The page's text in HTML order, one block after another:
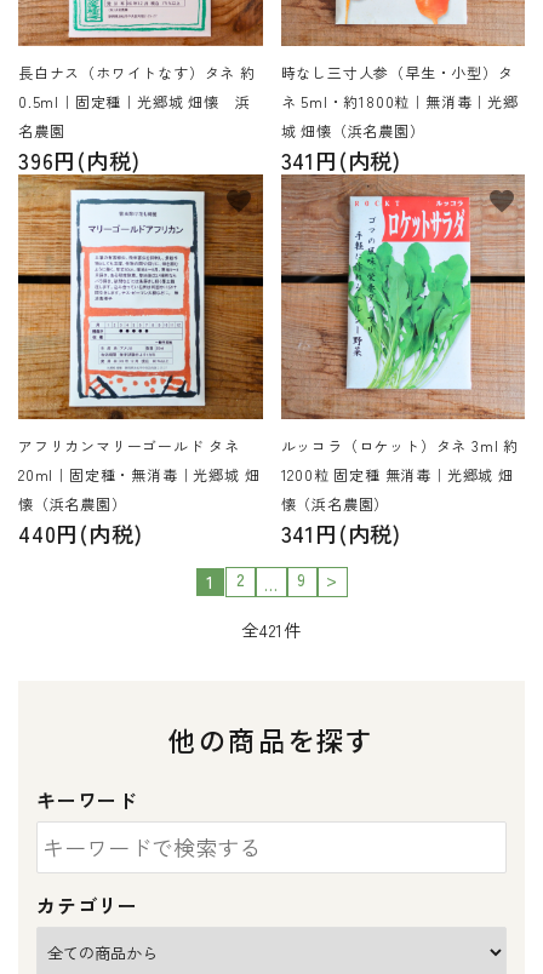
長白ナス（ホワイトなす）タネ 約
0.5ml｜固定種｜光郷城 畑懐 浜
名農園
396円(内税)
時なし三寸人参（早生・小型）タ
ネ 5ml・約1800粒｜無消毒｜光郷
城 畑懐（浜名農園）
341円(内税)
アフリカンマリーゴールド タネ
20ml｜固定種・無消毒｜光郷城 畑
懐（浜名農園）
440円(内税)
favorite
ルッコラ（ロケット）タネ 3ml 約
1200粒 固定種 無消毒｜光郷城 畑
懐（浜名農園）
341円(内税)
favorite
1 2 … 9 >
全421件
他の商品を探す
キーワード
カテゴリー